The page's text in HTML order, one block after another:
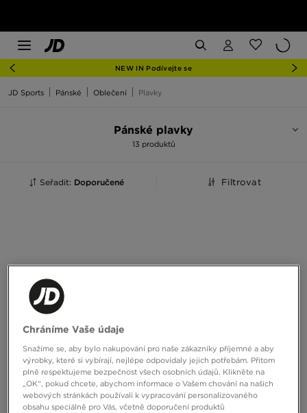
NEW IN Podívejte se
JD Sports Pánské Oblečení Plavky
Pánské plavky
13 produktů
Seřadit: Doporučené Filtrovat
NIKE SWIM ŠORTKY ESSENTIAL 5" NIKE SWIM ŠORTKY ESSENTIAL 5"
Chráníme Vaše údaje
Snažíme se, aby bylo nakupování pro naše zákazníky příjemné a aby
výrobky, které si vybírají, nejlépe odpovídaly jejich potřebám. Přitom
plně respektujeme bezpečnost všech osobních údajů. Klikněte na
„OK“, pokud chcete, abychom informace o Vašem chování na našich
webových stránkách používali k vypracování personalizovaného
obsahu speciálně pro Vás, včetně doporučení produktů